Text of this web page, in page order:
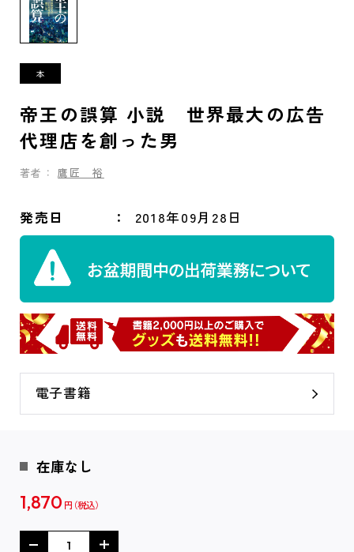
帝王の誤算 小説 世界最大の広告
代理店を創った男
著者： 鷹匠 裕
発売日 2018年09月28日
電子書籍
在庫なし
1,870 円